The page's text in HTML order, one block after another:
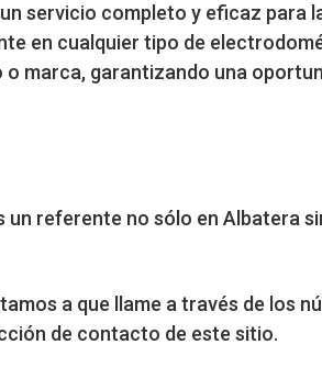
servicio completo y eficaz para
en cualquier tipo de
marca, garantizando una
un referente no sólo en Albatera
a que llame a través de los
de contacto de este sitio.